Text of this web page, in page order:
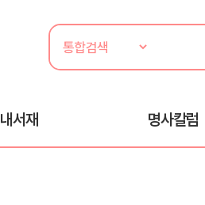
내서재 명사칼럼